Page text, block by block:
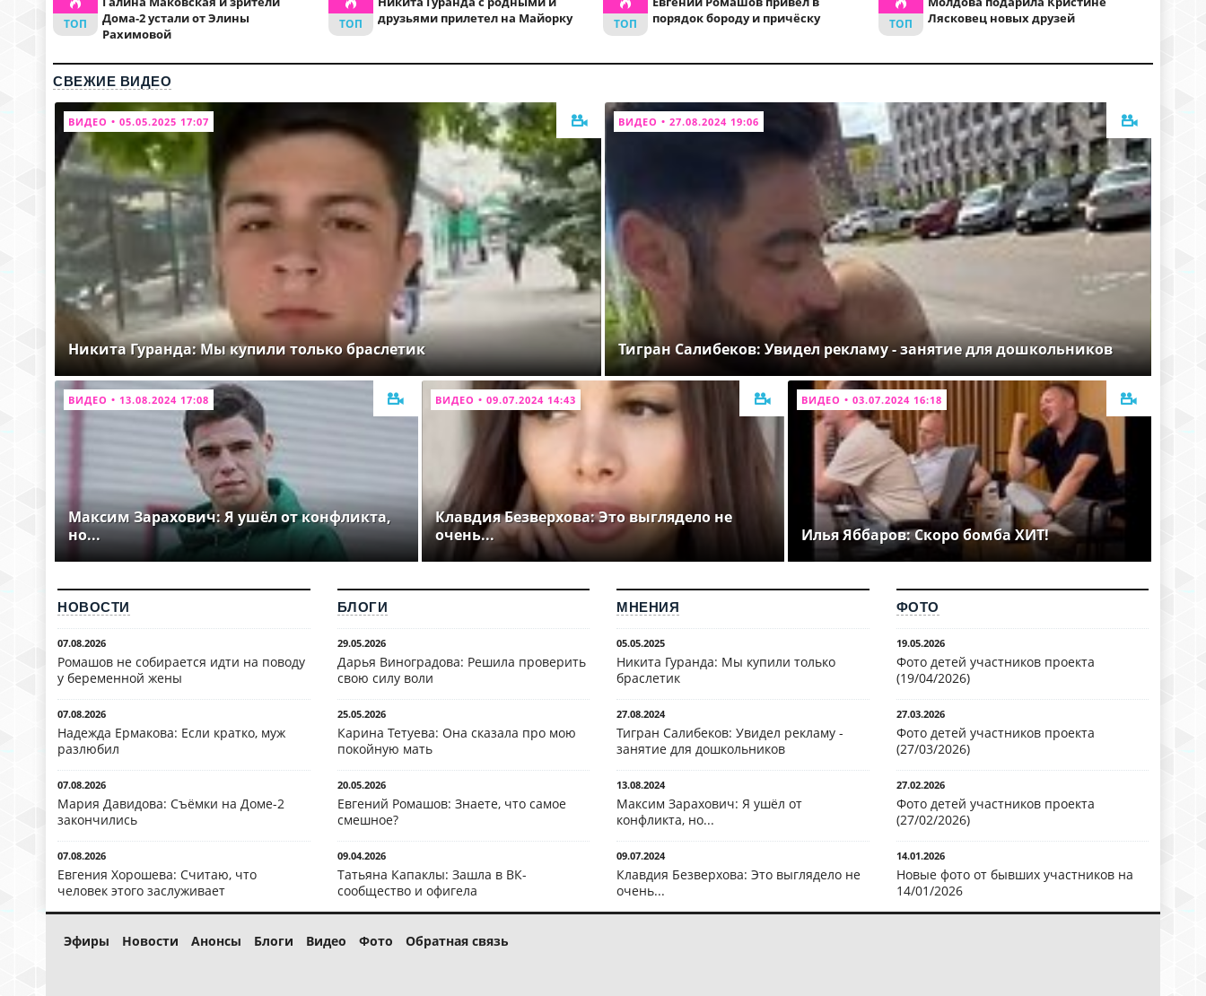
Дома-2 устали от Элины
Рахимовой
друзьями прилетел на Майорку
порядок бороду и причёску
Лясковец новых друзей
СВЕЖИЕ ВИДЕО
ВИДЕО • 05.05.2025 17:07
Никита Гуранда: Мы купили только браслетик
ВИДЕО • 27.08.2024 19:06
Тигран Салибеков: Увидел рекламу - занятие для дошкольников
ВИДЕО • 13.08.2024 17:08
Максим Зарахович: Я ушёл от конфликта,
но...
ВИДЕО • 09.07.2024 14:43
Клавдия Безверхова: Это выглядело не
очень...
ВИДЕО • 03.07.2024 16:18
Илья Яббаров: Скоро бомба ХИТ!
НОВОСТИ
07.08.2026
Ромашов не собирается идти на поводу
у беременной жены
07.08.2026
Надежда Ермакова: Если кратко, муж
разлюбил
07.08.2026
Мария Давидова: Съёмки на Доме-2
закончились
07.08.2026
Евгения Хорошева: Считаю, что
человек этого заслуживает
БЛОГИ
29.05.2026
Дарья Виноградова: Решила проверить
свою силу воли
25.05.2026
Карина Тетуева: Она сказала про мою
покойную мать
20.05.2026
Евгений Ромашов: Знаете, что самое
смешное?
09.04.2026
Татьяна Капаклы: Зашла в ВК-
сообщество и офигела
МНЕНИЯ
05.05.2025
Никита Гуранда: Мы купили только
браслетик
27.08.2024
Тигран Салибеков: Увидел рекламу -
занятие для дошкольников
13.08.2024
Максим Зарахович: Я ушёл от
конфликта, но...
09.07.2024
Клавдия Безверхова: Это выглядело не
очень...
ФОТО
19.05.2026
Фото детей участников проекта
(19/04/2026)
27.03.2026
Фото детей участников проекта
(27/03/2026)
27.02.2026
Фото детей участников проекта
(27/02/2026)
14.01.2026
Новые фото от бывших участников на
14/01/2026
Эфиры Новости Анонсы Блоги Видео Фото Обратная связь